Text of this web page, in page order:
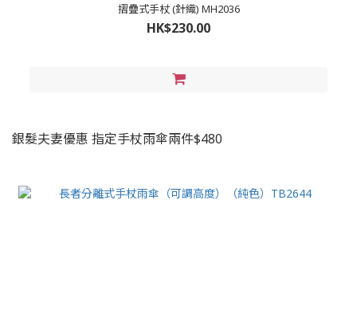
摺疊式手杖 (針織) MH2036
HK$230.00
銀髮夫妻優惠 指定手杖雨傘兩件$480